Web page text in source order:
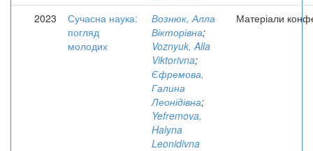
2023
Сучасна наука:
погляд
молодих
Вознюк, Алла
Вікторівна;
Voznyuk, Alla
Viktorivna;
Єфремова,
Галина
Леонідівна;
Yefremova,
Halyna
Leonidivna
Матеріали